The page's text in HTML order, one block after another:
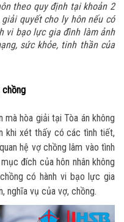
theo quy định tại khoản 2
quyết cho ly hôn nếu có
vi bạo lực gia đình làm ảnh
sức khỏe, tinh thần của
chồng
hòa giải tại Tòa án không
khi xét thấy có các tình tiết,
hệ vợ chồng lâm vào tình
đích của hôn nhân không
có hành vi bạo lực gia
nghĩa vụ của vợ, chồng.